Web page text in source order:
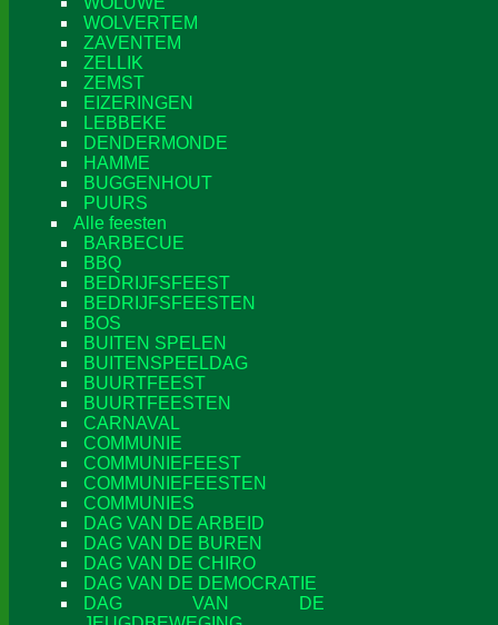
WOLVERTEM
ZAVENTEM
ZELLIK
ZEMST
EIZERINGEN
LEBBEKE
DENDERMONDE
HAMME
BUGGENHOUT
PUURS
Alle feesten
BARBECUE
BBQ
BEDRIJFSFEEST
BEDRIJFSFEESTEN
BOS
BUITEN SPELEN
BUITENSPEELDAG
BUURTFEEST
BUURTFEESTEN
CARNAVAL
COMMUNIE
COMMUNIEFEEST
COMMUNIEFEESTEN
COMMUNIES
DAG VAN DE ARBEID
DAG VAN DE BUREN
DAG VAN DE CHIRO
DAG VAN DE DEMOCRATIE
DAG VAN DE